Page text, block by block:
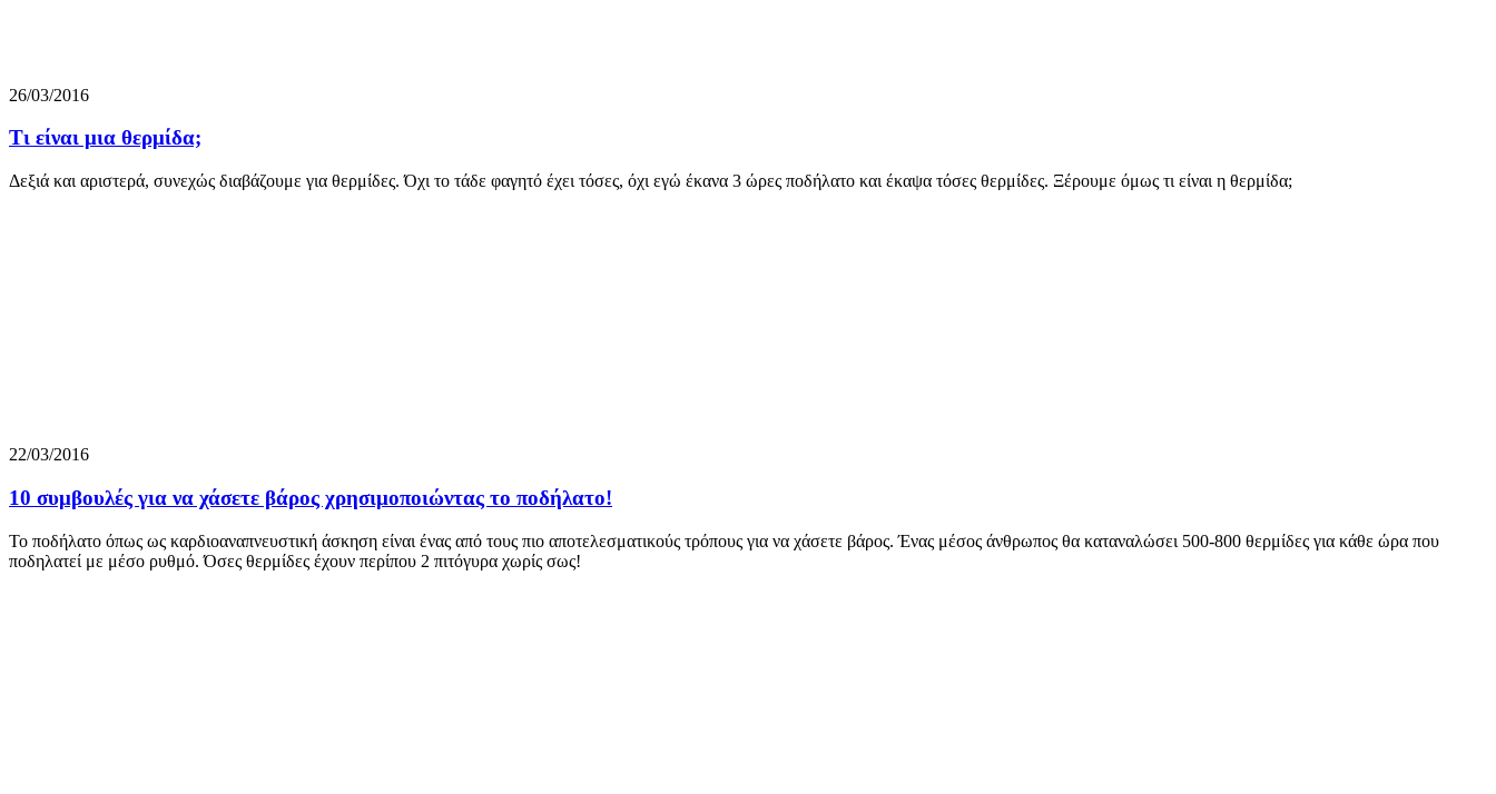
26/03/2016
Τι είναι μια θερμίδα;
Δεξιά και αριστερά, συνεχώς διαβάζουμε για θερμίδες. Όχι το τάδε φαγητό έχει τόσες, όχι εγώ έκανα 3 ώρες ποδήλατο και έκαψα τόσες θερμίδες. Ξέρουμε όμως τι είναι η θερμίδα;
22/03/2016
10 συμβουλές για να χάσετε βάρος χρησιμοποιώντας το ποδήλατο!
Το ποδήλατο όπως ως καρδιοαναπνευστική άσκηση είναι ένας από τους πιο αποτελεσματικούς τρόπους για να χάσετε βάρος. Ένας μέσος άνθρωπος θα καταναλώσει 500-800 θερμίδες για κάθε ώρα που
ποδηλατεί με μέσο ρυθμό. Όσες θερμίδες έχουν περίπου 2 πιτόγυρα χωρίς σως!